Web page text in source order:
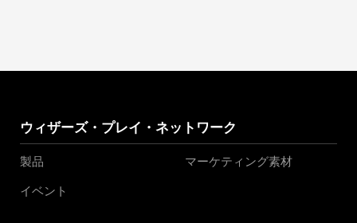
ウィザーズ・プレイ・ネットワーク
製品
マーケティング素材
イベント